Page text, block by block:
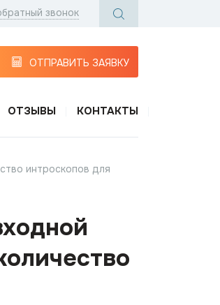
звонок
ОТПРАВИТЬ ЗАЯВКУ
ОТЗЫВЫ КОНТАКТЫ
интроскопов для